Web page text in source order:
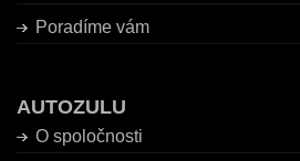
Poradíme vám
AUTOZULU
O spoločnosti